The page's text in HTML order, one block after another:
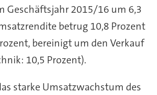
Geschäftsjahr 2015/16 um 6,3
betrug 10,8 Prozent
bereinigt um den Verkauf
10,5 Prozent).
starke Umsatzwachstum des